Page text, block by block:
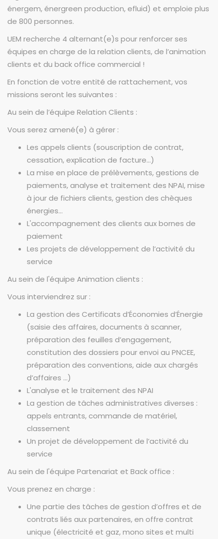
énergem, énergreen production, efluid) et emploie plus
de 800 personnes.
UEM recherche 4 alternant(e)s pour renforcer ses
équipes en charge de la relation clients, de l’animation
clients et du back office commercial !
En fonction de votre entité de rattachement, vos
missions seront les suivantes :
Au sein de l’équipe Relation Clients :
Vous serez amené(e) à gérer :
Les appels clients (souscription de contrat,
cessation, explication de facture…)
La mise en place de prélèvements, gestions de
paiements, analyse et traitement des NPAI, mise
à jour de fichiers clients, gestion des chèques
énergies…
L'accompagnement des clients aux bornes de
paiement
Les projets de développement de l’activité du
service
Au sein de l'équipe Animation clients :
Vous interviendrez sur :
La gestion des Certificats d’Économies d’Énergie
(saisie des affaires, documents à scanner,
préparation des feuilles d’engagement,
constitution des dossiers pour envoi au PNCEE,
préparation des conventions, aide aux chargés
d’affaires …)
L'analyse et le traitement des NPAI
La gestion de tâches administratives diverses :
appels entrants, commande de matériel,
classement
Un projet de développement de l’activité du
service
Au sein de l'équipe Partenariat et Back office :
Vous prenez en charge :
Une partie des tâches de gestion d’offres et de
contrats liés aux partenaires, en offre contrat
unique (électricité et gaz, mono sites et multi